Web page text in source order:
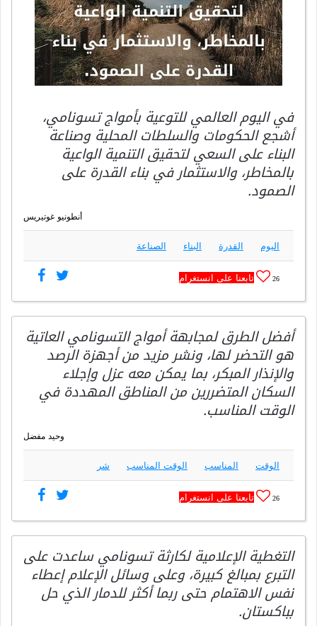
في اليوم العالمي للتوعية بأمواج تسونامي،
أشجع الحكومات والسلطات المحلية وصناعة
البناء على السعي لتحقيق التنمية الواعية
بالمخاطر، والاستثمار في بناء القدرة على
الصمود.
أنطونيو غوتيريس
اليوم القدرة البناء الصناعة
26 تابعنا على انستغرام
أفضل الطرق لمجابهة أمواج التسونامي العاتية
هو التحضر لها، ونشر مزيد من أجهزة الرصد
والإنذار المبكر، بما يمكن معه عزل وإجلاء
السكان المتضررين من المناطق المهددة في
الوقت المناسب.
وحيد مفضل
الوقت المناسب الوقت المناسب شر
26 تابعنا على انستغرام
التغطية الإعلامية لكارثة تسونامي ساعدت على
التبرع بمبالغ كبيرة، وعلى وسائل الإعلام إعطاء
نفس الاهتمام حتى ربما أكثر للدمار الذي حل
بباكستان.